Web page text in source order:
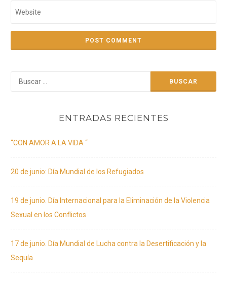
Buscar:
ENTRADAS RECIENTES
“CON AMOR A LA VIDA “
20 de junio: Día Mundial de los Refugiados
19 de junio. Día Internacional para la Eliminación de la Violencia
Sexual en los Conflictos
17 de junio. Día Mundial de Lucha contra la Desertificación y la
Sequía